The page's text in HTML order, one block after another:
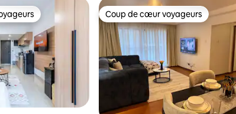
parmi les plus aimésCoup de cœur voyageurs
Coup de cœur voyageurs